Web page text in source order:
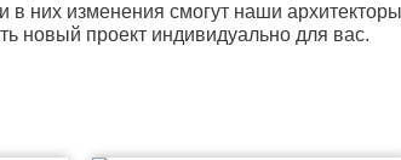
в них изменения смогут наши
новый проект индивидуально для вас.